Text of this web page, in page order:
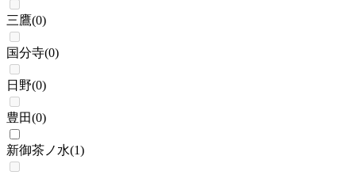
三鷹(0)
国分寺(0)
日野(0)
豊田(0)
新御茶ノ水(1)